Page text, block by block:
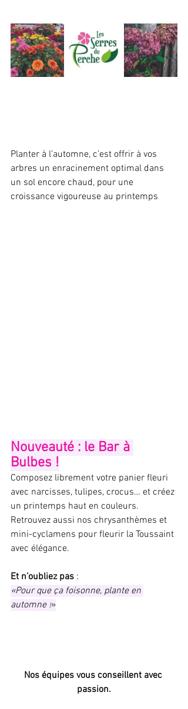
Planter à l’automne, c’est offrir à vos
arbres un enracinement optimal dans
un sol encore chaud, pour une
croissance vigoureuse au printemps
Nouveauté : le Bar à
Bulbes !
Composez librement votre panier fleuri
avec narcisses, tulipes, crocus… et créez
un printemps haut en couleurs.
Retrouvez aussi nos chrysanthèmes et
mini-cyclamens pour fleurir la Toussaint
avec élégance.
Et n’oubliez pas :
«Pour que ça foisonne, plante en
automne !»
Nos équipes vous conseillent avec
passion.